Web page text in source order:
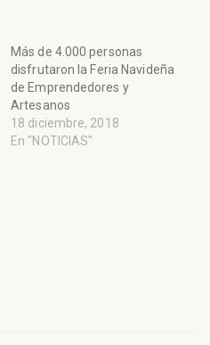
Más de 4.000 personas
disfrutaron la Feria Navideña
de Emprendedores y
Artesanos
18 diciembre, 2018
En "NOTICIAS"